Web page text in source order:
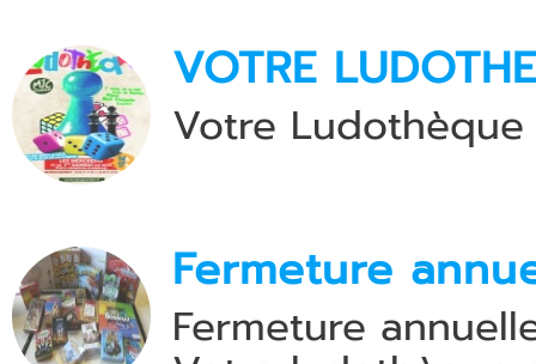
VOTRE
Votre
Fermeture
Fermeture